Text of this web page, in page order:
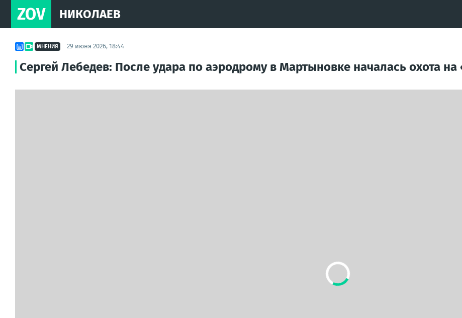
ZOV НИКОЛАЕВ
МНЕНИЯ 29 июня 2026, 18:44
Сергей Лебедев: После удара по аэродрому в Мартыновке началась охота